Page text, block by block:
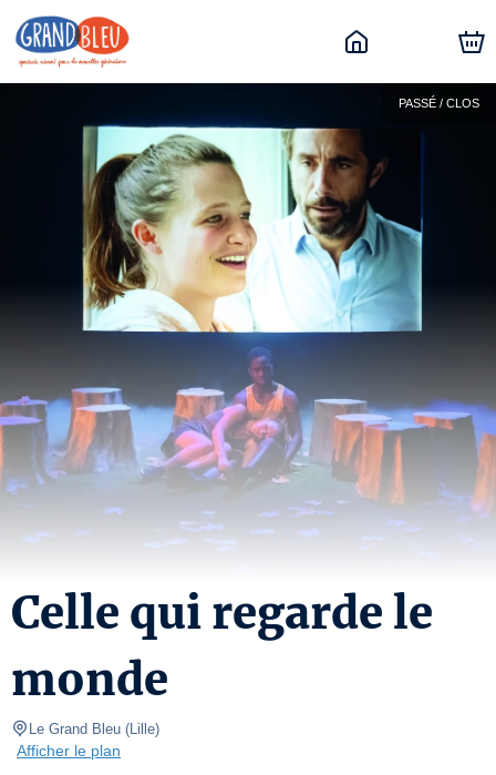
PASSÉ / CLOS
Celle qui regarde le
monde
Le Grand Bleu (Lille)
Afficher le plan